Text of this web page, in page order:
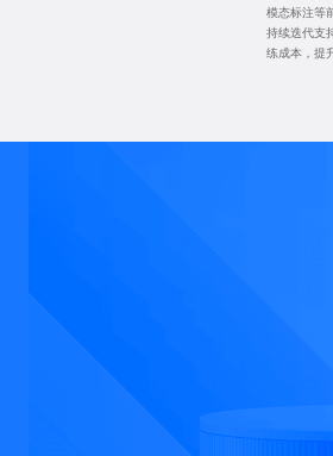
模态标注等
持续迭代支
练成本，提